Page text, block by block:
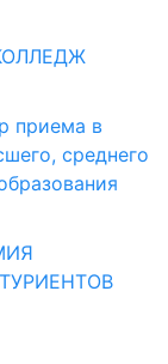
приема в
среднего